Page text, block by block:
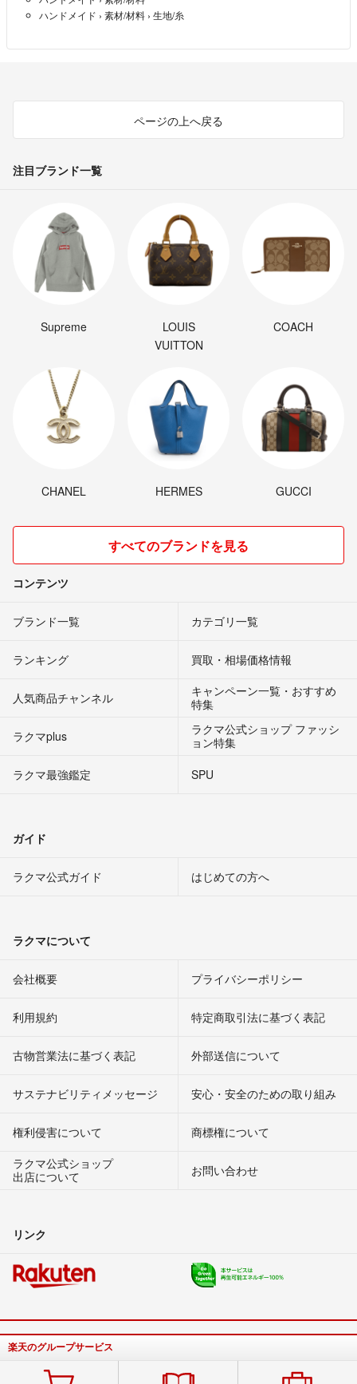
ハンドメイド › 素材/材料 › 生地/糸
ページの上へ戻る
注目ブランド一覧
Supreme
LOUIS
VUITTON
COACH
CHANEL HERMES GUCCI
すべてのブランドを見る
コンテンツ
ブランド一覧 カテゴリ一覧
ランキング 買取・相場価格情報
人気商品チャンネル
キャンペーン一覧・おすすめ
特集
ラクマplus
ラクマ公式ショップ ファッシ
ョン特集
ラクマ最強鑑定
SPU
ガイド
ラクマ公式ガイド はじめての方へ
ラクマについて
会社概要 プライバシーポリシー
利用規約 特定商取引法に基づく表記
古物営業法に基づく表記 外部送信について
サステナビリティメッセージ 安心・安全のための取り組み
権利侵害について
商標権について
ラクマ公式ショップ
出店について
お問い合わせ
リンク
楽天のグループサービス